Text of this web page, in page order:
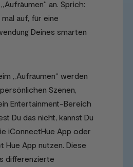
an. Sprich:
mal auf, für eine
Deines smarten
„Aufräumen“ werden
Szenen,
Entertainment-Bereich
Du das nicht, kannst Du
iConnectHue App oder
Hue App nutzen. Diese
differenzierte